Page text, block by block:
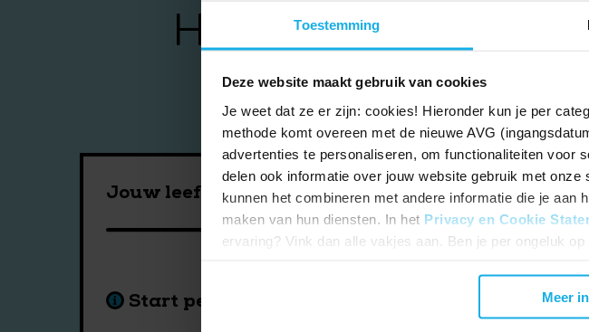
Toestemming
Deze website maakt gebruik van cookies
Je weet dat ze er zijn: cookies! Hieronder kun je per
methode komt overeen met de nieuwe AVG
advertenties te personaliseren, om functionaliteiten voor
delen ook informatie over jouw website gebruik met
kunnen het combineren met andere informatie die je
maken van hun diensten. In het Privacy en Cookie
ervaring? Vink dan alle vakjes aan. Ben je per ongeluk
Meer
Hoe groot kan
Jouw leeftijd 32
Start pensioenuitkering 67